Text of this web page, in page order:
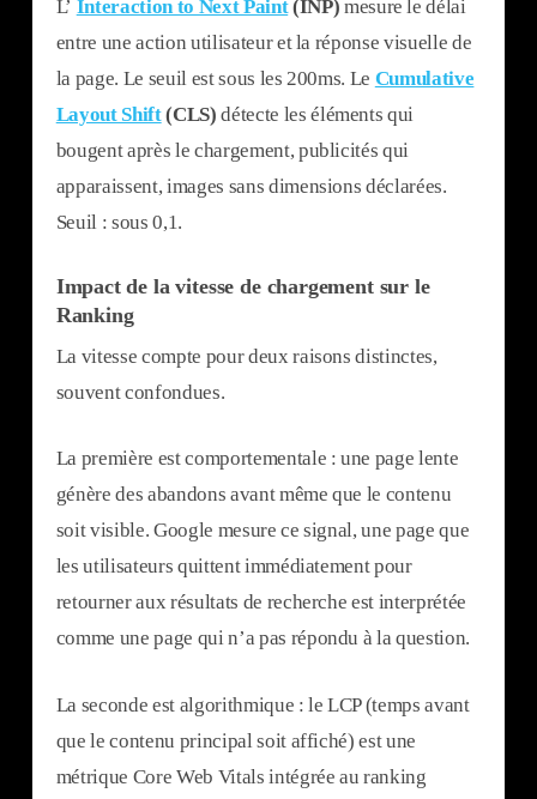
L’ Interaction to Next Paint(INP) mesure le délai
entre une action utilisateur et la réponse visuelle de
la page. Le seuil est sous les 200ms. Le Cumulative
Layout Shift(CLS) détecte les éléments qui
bougent après le chargement, publicités qui
apparaissent, images sans dimensions déclarées.
Seuil : sous 0,1.
Impact de la vitesse de chargement sur le
Ranking
La vitesse compte pour deux raisons distinctes,
souvent confondues.
La première est comportementale : une page lente
génère des abandons avant même que le contenu
soit visible. Google mesure ce signal, une page que
les utilisateurs quittent immédiatement pour
retourner aux résultats de recherche est interprétée
comme une page qui n’a pas répondu à la question.
La seconde est algorithmique : le LCP (temps avant
que le contenu principal soit affiché) est une
métrique Core Web Vitals intégrée au ranking